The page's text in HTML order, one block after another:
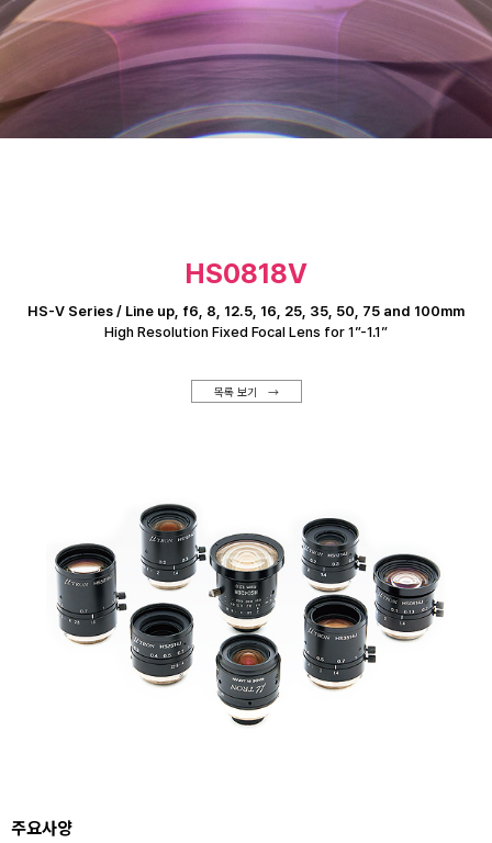
HS0818V
HS-V Series / Line up, f6, 8, 12.5, 16, 25, 35, 50, 75 and 100mm
High Resolution Fixed Focal Lens for 1”-1.1”
목록 보기
주요사양